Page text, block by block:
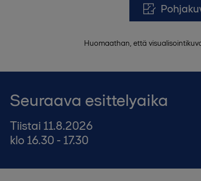
Huomaathan, että
Seuraava esittelyaika
Tiistai 11.8.2026
klo 16.30 - 17.30